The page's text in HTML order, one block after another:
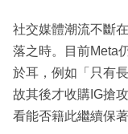
社交媒體潮流不斷
落之時。目前Meta
於耳，例如「只有
故其後才收購IG搶
看能否籍此繼續保